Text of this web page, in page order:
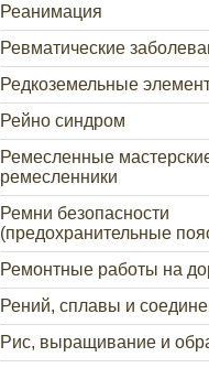
Реанимация
Ревматические
Редкоземельные
Рейно синдром
Ремесленные
ремесленники
Ремни безопасности
(предохранительные
Ремонтные работы на
Рений, сплавы и
Рис, выращивание и